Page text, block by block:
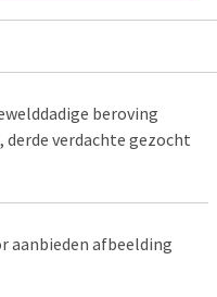
beroving
derde verdachte gezocht
aanbieden afbeelding